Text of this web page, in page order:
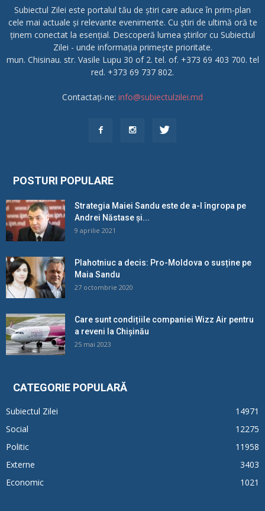
Subiectul Zilei este portalul tău de știri care aduce în prim-plan
cele mai actuale și relevante evenimente. Cu știri de ultimă oră te
ținem conectat la esențial. Descoperă lumea știrilor cu Subiectul
Zilei - unde informația primește prioritate.
mun. Chisinau. str. Vasile Lupu 30 of 2. tel. of. +373 69 403 700. tel
red. +373 69 737 802.
Contactați-ne: info@subiectulzilei.md
POSTURI POPULARE
Strategia Maiei Sandu este de a-l îngropa pe
Andrei Năstase și...
9 aprilie 2021
Plahotniuc a decis: Pro-Moldova o susține pe
Maia Sandu
27 octombrie 2020
Care sunt condițiile companiei Wizz Air pentru
a reveni la Chișinău
25 mai 2023
CATEGORIE POPULARĂ
Subiectul Zilei
14971
Social
12275
Politic
11958
Externe
3403
Economic
1021